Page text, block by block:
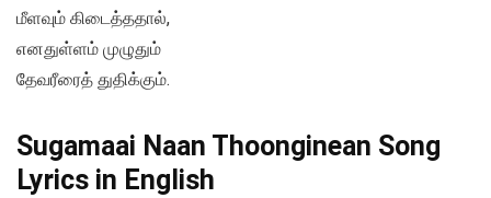
மீளவும் கிடைத்ததால்,
எனதுள்ளம் முழுதும்
தேவரீரைத் துதிக்கும்.
Sugamaai Naan Thoonginean Song
Lyrics in English